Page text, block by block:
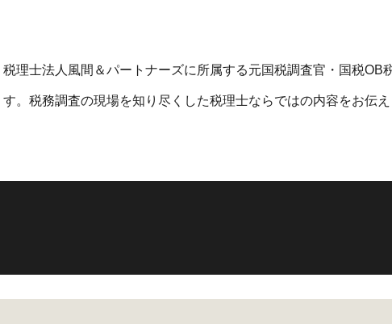
税理士法人風間＆パートナーズに所属する元国税調査官・国税OB
す。税務調査の現場を知り尽くした税理士ならではの内容をお伝え